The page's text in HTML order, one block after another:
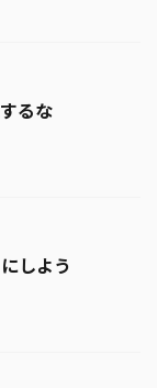
るな
しよう